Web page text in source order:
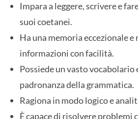
Impara a leggere, scrivere e
suoi coetanei.
Ha una memoria eccezionale
informazioni con facilità.
Possiede un vasto vocabolario
padronanza della grammatica.
Ragiona in modo logico e
È capace di risolvere problemi